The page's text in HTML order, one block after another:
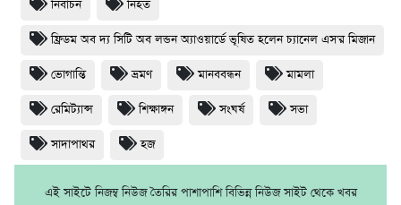
নির্বাচন নিহত
ফ্রিডম অব দ্য সিটি অব লন্ডন অ্যাওয়ার্ডে ভূষিত হলেন চ্যানেল এস'র মিজান
ভোগান্তি ভ্রমণ মানববন্ধন মামলা
রেমিট্যান্স শিক্ষাঙ্গন সংঘর্ষ সভা
সাদাপাথর হজ
এই সাইটে নিজম্ব নিউজ তৈরির পাশাপাশি বিভিন্ন নিউজ সাইট থেকে খবর